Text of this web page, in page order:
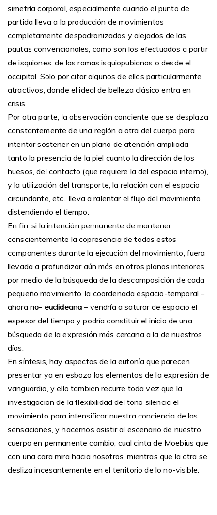
simetría corporal, especialmente cuando el punto de
partida lleva a la producción de movimientos
completamente despadronizados y alejados de las
pautas convencionales, como son los efectuados a partir
de isquiones, de las ramas isquiopubianas o desde el
occipital. Solo por citar algunos de ellos particularmente
atractivos, donde el ideal de belleza clásico entra en
crisis.
Por otra parte, la observación conciente que se desplaza
constantemente de una región a otra del cuerpo para
intentar sostener en un plano de atención ampliada
tanto la presencia de la piel cuanto la dirección de los
huesos, del contacto (que requiere la del espacio interno),
y la utilización del transporte, la relación con el espacio
circundante, etc., lleva a ralentar el flujo del movimiento,
distendiendo el tiempo.
En fin, si la intención permanente de mantener
conscientemente la copresencia de todos estos
componentes durante la ejecución del movimiento, fuera
llevada a profundizar aún más en otros planos interiores
por medio de la búsqueda de la descomposición de cada
pequeño movimiento, la coordenada espacio-temporal –
ahora no- euclideana– vendría a saturar de espacio el
espesor del tiempo y podría constituir el inicio de una
búsqueda de la expresión más cercana a la de nuestros
días.
En síntesis, hay aspectos de la eutonía que parecen
presentar ya en esbozo los elementos de la expresión de
vanguardia, y ello también recurre toda vez que la
investigacion de la flexibilidad del tono silencia el
movimiento para intensificar nuestra conciencia de las
sensaciones, y hacernos asistir al escenario de nuestro
cuerpo en permanente cambio, cual cinta de Moebius que
con una cara mira hacia nosotros, mientras que la otra se
desliza incesantemente en el territorio de lo no-visible.